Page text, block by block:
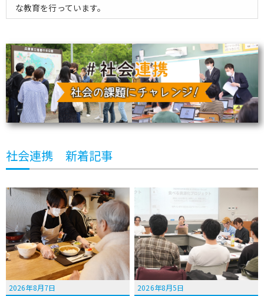
な教育を行っています。
社会連携 新着記事
2026年8月7日
2026年8月5日